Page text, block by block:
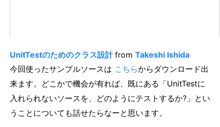
UnitTestのためのクラス設計 from Takeshi Ishida
今回使ったサンプルソースは こちらからダウンロード出
来ます。どこかで機会が有れば、既にある「UnitTestに
入れられないソースを、どのようにテストするか?」とい
うことについても話せたらなーと思います。